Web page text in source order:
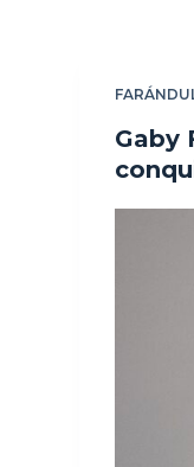
Gaby